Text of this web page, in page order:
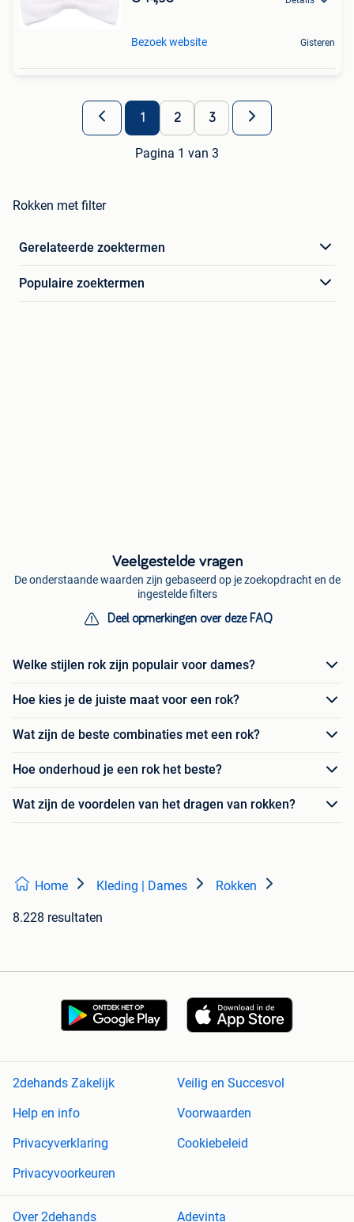
Bezoek website Gisteren
1 2 3
Pagina 1 van 3
Rokken met filter
Gerelateerde zoektermen
Populaire zoektermen
Veelgestelde vragen
De onderstaande waarden zijn gebaseerd op je zoekopdracht en de
ingestelde filters
Deel opmerkingen over deze FAQ
Welke stijlen rok zijn populair voor dames?
Hoe kies je de juiste maat voor een rok?
Wat zijn de beste combinaties met een rok?
Hoe onderhoud je een rok het beste?
Wat zijn de voordelen van het dragen van rokken?
Home Kleding | Dames Rokken
8.228 resultaten
2dehands Zakelijk
Veilig en Succesvol
Help en info
Voorwaarden
Privacyverklaring
Cookiebeleid
Privacyvoorkeuren
Over 2dehands Adevinta